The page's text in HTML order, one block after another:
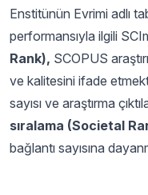
Enstitünün Evrimi adlı
performansıyla ilgili
Rank), SCOPUS
ve kalitesini ifade
sayısı ve araştırma
sıralama (Societal
bağlantı sayısına